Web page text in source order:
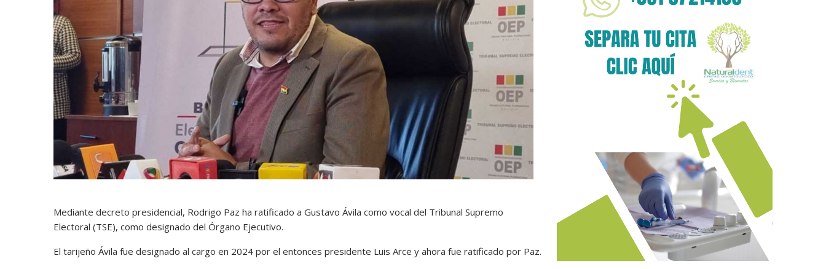
Mediante decreto presidencial, Rodrigo Paz ha ratificado a Gustavo Ávila como vocal del Tribunal Supremo
Electoral (TSE), como designado del Órgano Ejecutivo.
El tarijeño Ávila fue designado al cargo en 2024 por el entonces presidente Luis Arce y ahora fue ratificado por Paz.